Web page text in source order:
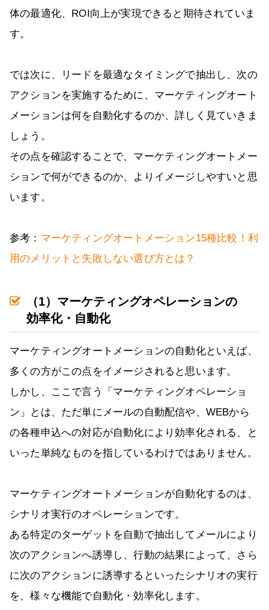
体の最適化、ROI向上が実現できると期待されていま
す。
では次に、リードを最適なタイミングで抽出し、次の
アクションを実施するために、マーケティングオート
メーションは何を自動化するのか、詳しく見ていきま
しょう。
その点を確認することで、マーケティングオートメー
ションで何ができるのか、よりイメージしやすいと思
います。
参考： マーケティングオートメーション15種比較！利
用のメリットと失敗しない選び方とは？
（1）マーケティングオペレーションの
効率化・自動化
マーケティングオートメーションの自動化といえば、
多くの方がこの点をイメージされると思います。
しかし、ここで言う「マーケティングオペレーショ
ン」とは、ただ単にメールの自動配信や、WEBから
の各種申込への対応が自動化により効率化される、と
いった単純なものを指しているわけではありません。
マーケティングオートメーションが自動化するのは、
シナリオ実行のオペレーションです。
ある特定のターゲットを自動で抽出してメールにより
次のアクションへ誘導し、行動の結果によって、さら
に次のアクションに誘導するといったシナリオの実行
を、様々な機能で自動化・効率化します。